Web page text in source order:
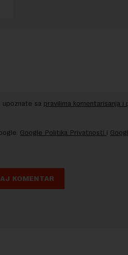
upoznate sa pravilima komentarisanja i
Google Politika Privatnosti i